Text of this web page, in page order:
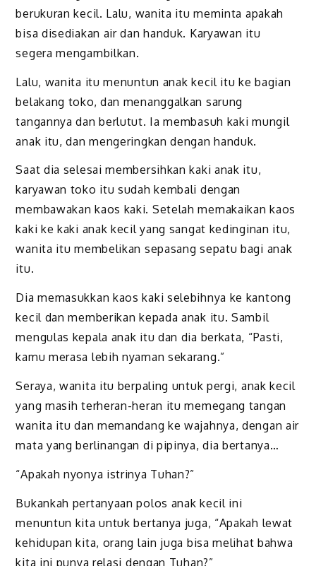
berukuran kecil. Lalu, wanita itu meminta apakah
bisa disediakan air dan handuk. Karyawan itu
segera mengambilkan.
Lalu, wanita itu menuntun anak kecil itu ke bagian
belakang toko, dan menanggalkan sarung
tangannya dan berlutut. Ia membasuh kaki mungil
anak itu, dan mengeringkan dengan handuk.
Saat dia selesai membersihkan kaki anak itu,
karyawan toko itu sudah kembali dengan
membawakan kaos kaki. Setelah memakaikan kaos
kaki ke kaki anak kecil yang sangat kedinginan itu,
wanita itu membelikan sepasang sepatu bagi anak
itu.
Dia memasukkan kaos kaki selebihnya ke kantong
kecil dan memberikan kepada anak itu. Sambil
mengulas kepala anak itu dan dia berkata, “Pasti,
kamu merasa lebih nyaman sekarang.”
Seraya, wanita itu berpaling untuk pergi, anak kecil
yang masih terheran-heran itu memegang tangan
wanita itu dan memandang ke wajahnya, dengan air
mata yang berlinangan di pipinya, dia bertanya…
“Apakah nyonya istrinya Tuhan?”
Bukankah pertanyaan polos anak kecil ini
menuntun kita untuk bertanya juga, “Apakah lewat
kehidupan kita, orang lain juga bisa melihat bahwa
kita ini punya relasi dengan Tuhan?”